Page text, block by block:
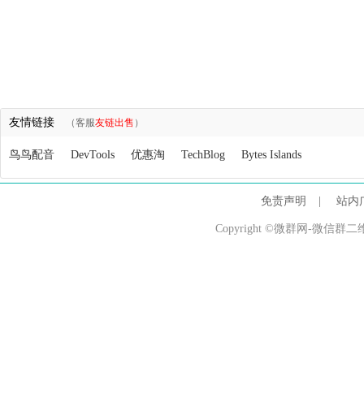
友情链接 （客服友链出售 ）
鸟鸟配音 DevTools 优惠淘 TechBlog Bytes Islands
免责声明 站内
Copyright ©微群网-微信群二